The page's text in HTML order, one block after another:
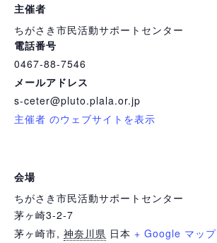
主催者
ちがさき市民活動サポートセンター
電話番号
0467-88-7546
メールアドレス
s-ceter@pluto.plala.or.jp
主催者 のウェブサイトを表示
会場
ちがさき市民活動サポートセンター
茅ヶ崎3-2-7
茅ヶ崎市, 神奈川県 日本 + Google マップ